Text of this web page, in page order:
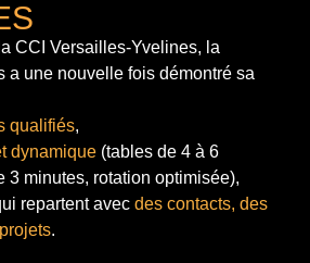
CCI Versailles-Yvelines, la
a une nouvelle fois démontré sa
qualifiés,
dynamique (tables de 4 à 6
3 minutes, rotation optimisée),
repartent avec des contacts, des
.